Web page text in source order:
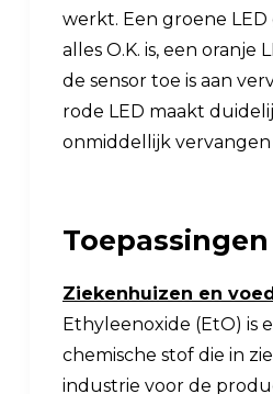
werkt. Een groene
alles O.K. is, een oranje
de sensor toe is aan
rode LED maakt
onmiddellijk
Toepassingen
Ziekenhuizen en
Ethyleenoxide (EtO) is
chemische stof die in
industrie voor de